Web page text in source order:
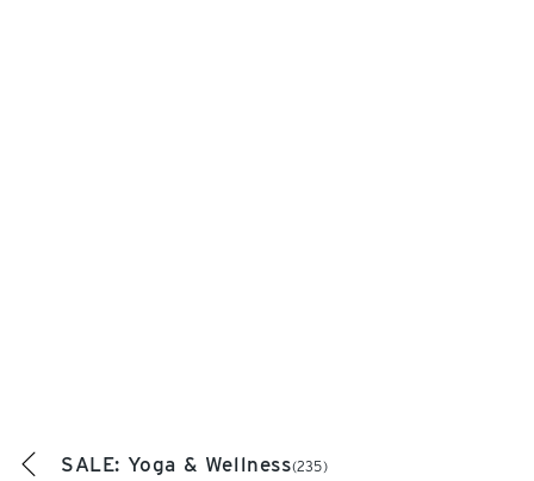
SALE: Yoga & Wellness(235)